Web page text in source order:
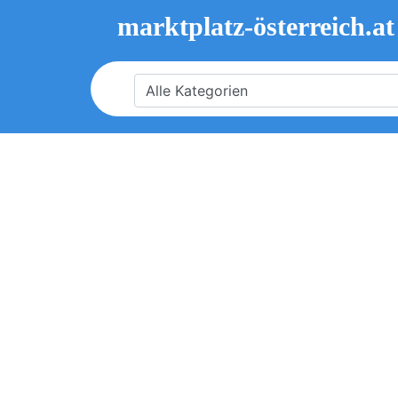
marktplatz-österreich.at
Alle Kategorien